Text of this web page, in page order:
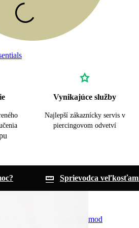
Vynikajúce služby
Najlepší zákaznícky servis v
piercingovom odvetví
Sprievodca
Bodymod